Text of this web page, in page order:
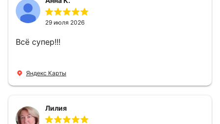
29 июля 2026
Всё супер!!!
Яндекс Карты
Лилия